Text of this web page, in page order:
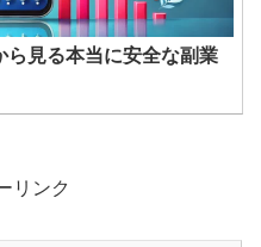
ら見る本当に安全な副業
リンク